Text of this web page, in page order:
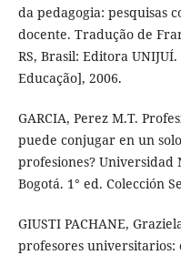
da pedagogia: pesquisas
docente. Tradução de
RS, Brasil: Editora
Educação], 2006.
GARCIA, Perez M.T.
puede conjugar en un
profesiones? Universidad
Bogotá. 1° ed. Colección
GIUSTI PACHANE,
profesores universitarios: